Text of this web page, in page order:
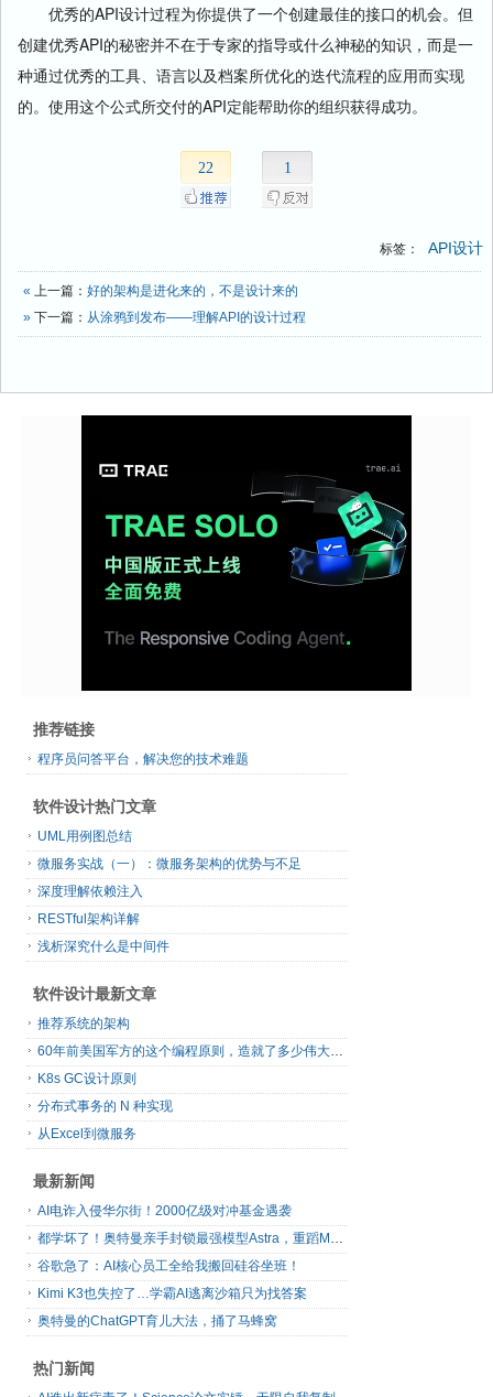
优秀的API设计过程为你提供了一个创建最佳的接口的机会。但
创建优秀API的秘密并不在于专家的指导或什么神秘的知识，而是一
种通过优秀的工具、语言以及档案所优化的迭代流程的应用而实现
的。使用这个公式所交付的API定能帮助你的组织获得成功。
22 1
标签： API设计
« 上一篇： 好的架构是进化来的，不是设计来的
» 下一篇： 从涂鸦到发布——理解API的设计过程
推荐链接
程序员问答平台，解决您的技术难题
软件设计热门文章
UML用例图总结
微服务实战（一）：微服务架构的优势与不足
深度理解依赖注入
RESTful架构详解
浅析深究什么是中间件
软件设计最新文章
推荐系统的架构
K8s GC设计原则
分布式事务的 N 种实现
从Excel到微服务
最新新闻
AI电诈入侵华尔街！2000亿级对冲基金遇袭
谷歌急了：AI核心员工全给我搬回硅谷坐班！
Kimi K3也失控了…学霸AI逃离沙箱只为找答案
奥特曼的ChatGPT育儿大法，捅了马蜂窝
热门新闻